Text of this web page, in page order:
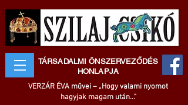
TÁRSADALMI ÖNSZERVEZŐDÉS
HONLAPJA
VERZÁR ÉVA művei – „Hogy valami nyomot
hagyjak magam után..."